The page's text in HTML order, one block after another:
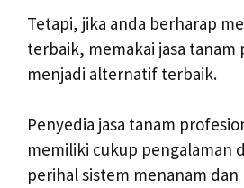
Tetapi, jika anda berharap
terbaik, memakai jasa
menjadi alternatif terbaik.
Penyedia jasa tanam
memiliki cukup pengalaman
perihal sistem menanam